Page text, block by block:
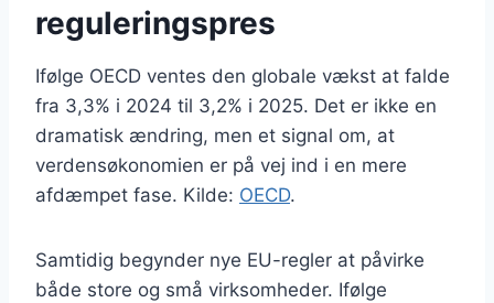
reguleringspres
Ifølge OECD ventes den globale vækst at falde
fra 3,3% i 2024 til 3,2% i 2025. Det er ikke en
dramatisk ændring, men et signal om, at
verdensøkonomien er på vej ind i en mere
afdæmpet fase. Kilde: OECD.
Samtidig begynder nye EU-regler at påvirke
både store og små virksomheder. Ifølge